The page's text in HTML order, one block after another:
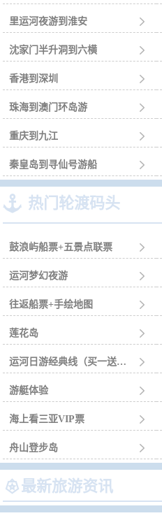
里运河夜游到淮安 
沈家门半升洞到六横 
香港到深圳 
珠海到澳门环岛游 
重庆到九江 
秦皇岛到寻仙号游船 
 热门轮渡码头
鼓浪屿船票+五景点联票 
运河梦幻夜游 
往返船票+手绘地图 
莲花岛 
运河日游经典线（买一送一） 
游艇体验 
海上看三亚VIP票 
舟山登步岛 
最新旅游资讯